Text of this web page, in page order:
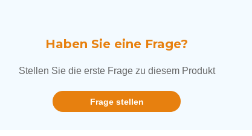
Haben Sie eine Frage?
Stellen Sie die erste Frage zu diesem Produkt
Frage stellen